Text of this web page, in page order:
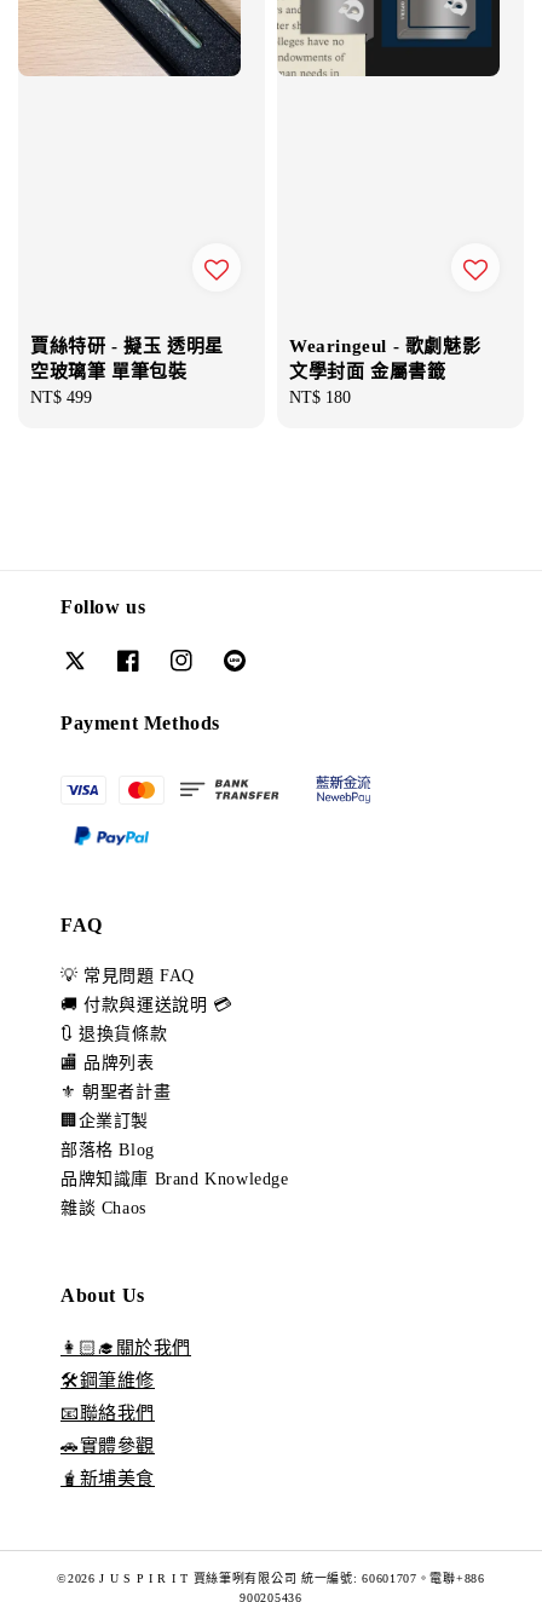
賈絲特研 - 擬玉 透明星
空玻璃筆 單筆包裝
Regular
NT$ 499
Wearingeul - 歌劇魅影
文學封面 金屬書籤
Regular
NT$ 180
Follow us
Payment Methods
FAQ
💡 常見問題 FAQ
🚚 付款與運送說明 💳
🔃 退換貨條款
🏬 品牌列表
⚜️ 朝聖者計畫
🏢企業訂製
部落格 Blog
品牌知識庫 Brand Knowledge
雜談 Chaos
About Us
👩🏻‍🎓關於我們
🛠️鋼筆維修
📧聯絡我們
🚗實體參觀
🧋新埔美食
©2026 J U S P I R I T 賈絲筆咧有限公司 統一編號: 60601707。電聯+886
900205436